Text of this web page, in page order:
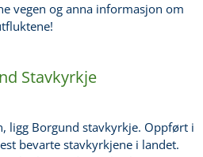
vegen og anna informasjon om
Stavkyrkje
ligg Borgund stavkyrkje. Oppført i
bevarte stavkyrkjene i landet.